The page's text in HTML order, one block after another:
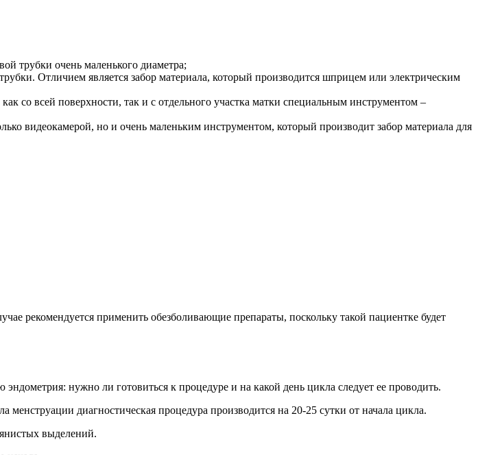
трубки очень маленького диаметра;
Отличием является забор материала, который производится шприцем или электрическим
со всей поверхности, так и с отдельного участка матки специальным инструментом –
видеокамерой, но и очень маленьким инструментом, который производит забор материала для
рекомендуется применить обезболивающие препараты, поскольку такой пациентке будет
нужно ли готовиться к процедуре и на какой день цикла следует ее проводить.
диагностическая процедура производится на 20-25 сутки от начала цикла.
выделений.